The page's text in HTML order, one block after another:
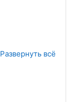
Развернуть всё